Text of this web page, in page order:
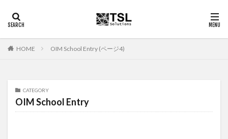
HOME OIM School Entry (ページ4)
CATEGORY
OIM School Entry